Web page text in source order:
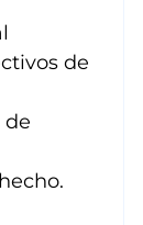
de
de